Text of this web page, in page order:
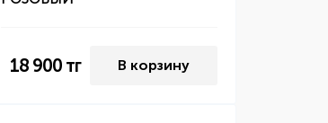
18 900 тг В корзину